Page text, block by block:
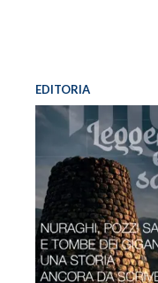
EDITORIA